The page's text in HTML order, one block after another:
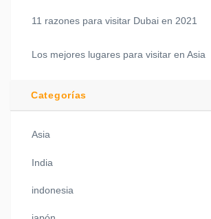
11 razones para visitar Dubai en 2021
Los mejores lugares para visitar en Asia
Categorías
Asia
India
indonesia